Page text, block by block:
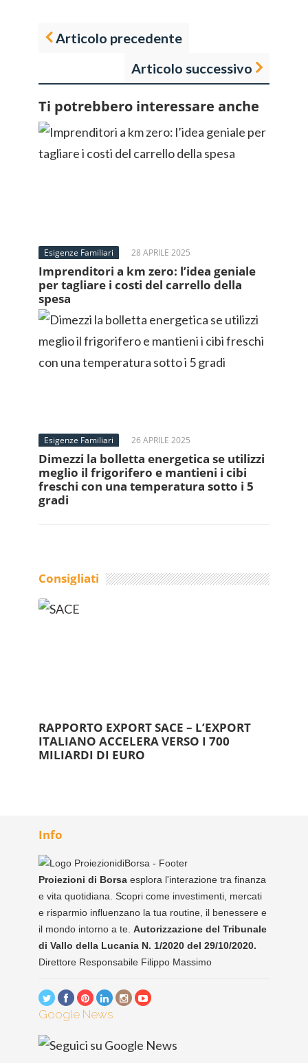
Articolo precedente
Articolo successivo
Ti potrebbero interessare anche
Esigenze Familiari 28 APRILE 2025
Imprenditori a km zero: l’idea geniale
per tagliare i costi del carrello della
spesa
Esigenze Familiari 26 APRILE 2025
Dimezzi la bolletta energetica se utilizzi
meglio il frigorifero e mantieni i cibi
freschi con una temperatura sotto i 5
gradi
Consigliati
RAPPORTO EXPORT SACE – L’EXPORT
ITALIANO ACCELERA VERSO I 700
MILIARDI DI EURO
Info
Proiezioni di Borsa esplora l'interazione tra finanza
e vita quotidiana. Scopri come investimenti, mercati
e risparmio influenzano la tua routine, il benessere e
il mondo intorno a te. Autorizzazione del Tribunale
di Vallo della Lucania N. 1/2020 del 29/10/2020.
Direttore Responsabile Filippo Massimo
Google News